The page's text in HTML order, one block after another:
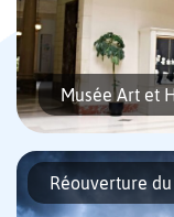
Musée Art et
Réouverture